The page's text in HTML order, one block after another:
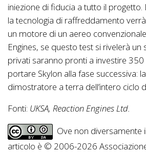
iniezione di fiducia a tutto il
la tecnologia di raffreddamento
un motore di un aereo
Engines, se questo test si rivelerà
privati saranno pronti a investire
portare Skylon alla fase successiva:
dimostratore a terra dell’intero ciclo
Fonti: UKSA, Reaction Engines Ltd.
Ove non diversamente
articolo è © 2006-2026